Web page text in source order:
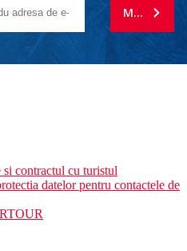
MA
contractul cu turistul
datelor pentru contactele de